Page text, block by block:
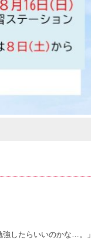
したらいいのかな…。」